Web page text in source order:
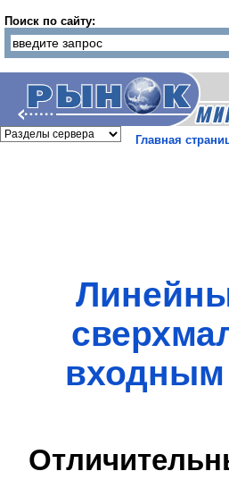
Поиск по сайту:
Главная
входным